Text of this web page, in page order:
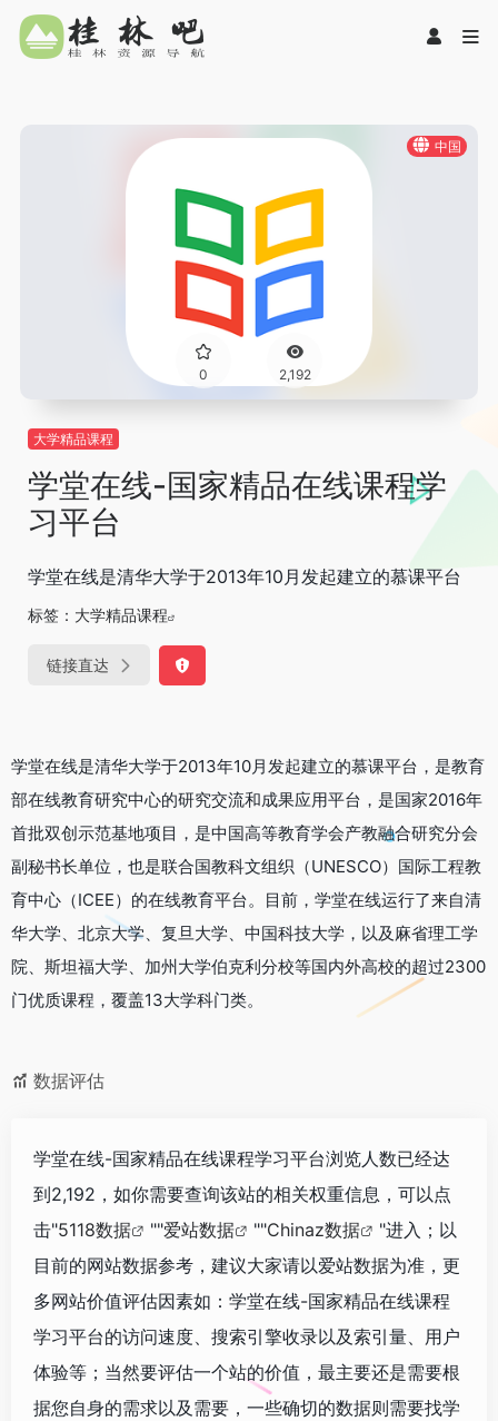
中国
0 2,192
大学精品课程
学堂在线-国家精品在线课程学
习平台
学堂在线是清华大学于2013年10月发起建立的慕课平台
标签： 大学精品课程
链接直达
学堂在线是清华大学于2013年10月发起建立的慕课平台，是教育
部在线教育研究中心的研究交流和成果应用平台，是国家2016年
首批双创示范基地项目，是中国高等教育学会产教融合研究分会
副秘书长单位，也是联合国教科文组织（UNESCO）国际工程教
育中心（ICEE）的在线教育平台。目前，学堂在线运行了来自清
华大学、北京大学、复旦大学、中国科技大学，以及麻省理工学
院、斯坦福大学、加州大学伯克利分校等国内外高校的超过2300
门优质课程，覆盖13大学科门类。
数据评估
学堂在线-国家精品在线课程学习平台浏览人数已经达
到2,192，如你需要查询该站的相关权重信息，可以点
击"5118数据 ""爱站数据 ""Chinaz数据
"进入；以
目前的网站数据参考，建议大家请以爱站数据为准，更
多网站价值评估因素如：学堂在线-国家精品在线课程
学习平台的访问速度、搜索引擎收录以及索引量、用户
体验等；当然要评估一个站的价值，最主要还是需要根
据您自身的需求以及需要，一些确切的数据则需要找学